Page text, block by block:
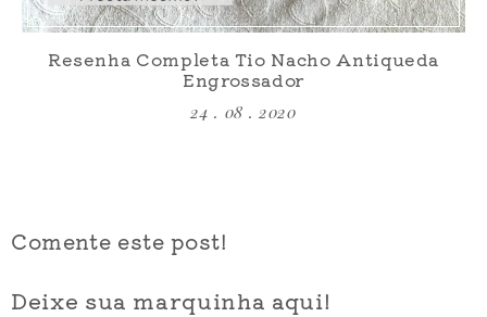
Resenha Completa Tio Nacho Antiqueda
Engrossador
24 . 08 . 2020
Comente este post!
Deixe sua marquinha aqui!